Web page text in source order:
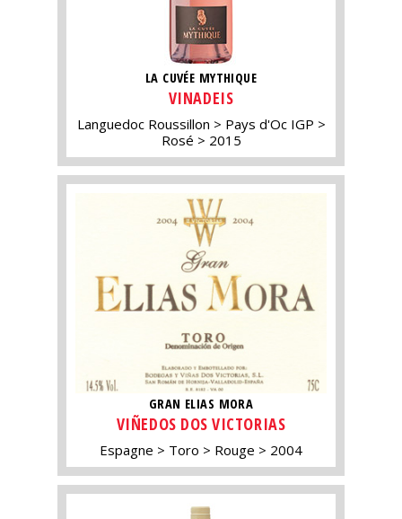
LA CUVÉE MYTHIQUE
VINADEIS
Languedoc Roussillon
Pays d'Oc IGP
Rosé
2015
GRAN ELIAS MORA
VIÑEDOS DOS VICTORIAS
Espagne Toro Rouge 2004